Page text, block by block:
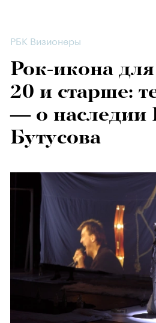
РБК Визионеры
Рок-икона
20 и старше:
— о
Бутусова